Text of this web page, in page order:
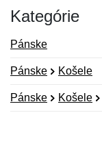
Kategórie
Pánske
Pánske Košele
Pánske Košele